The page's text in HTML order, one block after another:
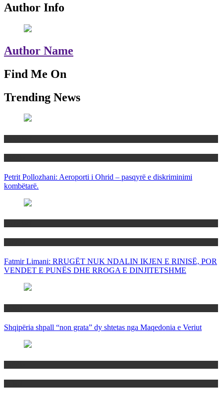
Author Info
Author Name
Find Me On
Trending News
Petrit Pollozhani: Aeroporti i Ohrid – pasqyrë e diskriminimi
kombëtarë.
Fatmir Limani: RRUGËT NUK NDALIN IKJEN E RINISË, POR
VENDET E PUNËS DHE RROGA E DINJITETSHME
Shqipëria shpall “non grata” dy shtetas nga Maqedonia e Veriut